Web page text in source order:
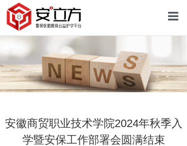
安徽商贸职业技术学院2024年秋季入
学暨安保工作部署会圆满结束